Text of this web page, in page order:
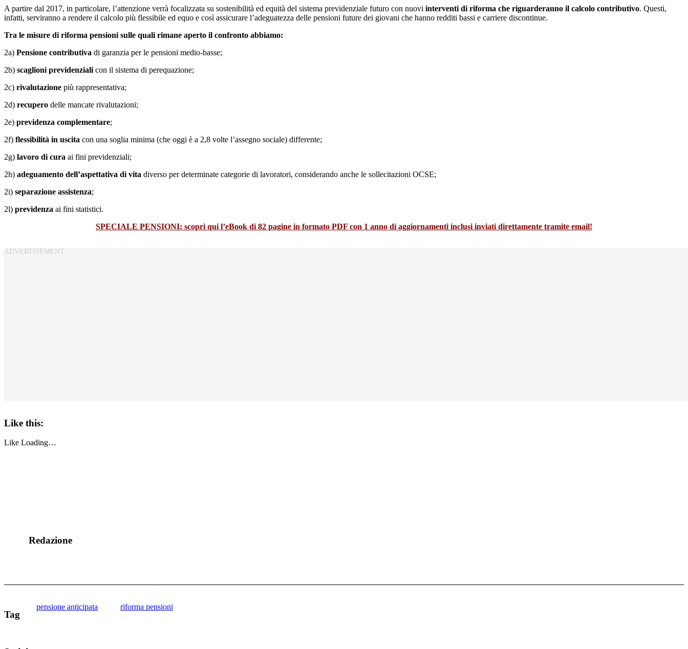
A partire dal 2017, in particolare, l’attenzione verrà focalizzata su sostenibilità ed equità del sistema previdenziale futuro con nuovi interventi di riforma che riguarderanno il calcolo contributivo. Questi,
infatti, serviranno a rendere il calcolo più flessibile ed equo e così assicurare l’adeguatezza delle pensioni future dei giovani che hanno redditi bassi e carriere discontinue.
Tra le misure di riforma pensioni sulle quali rimane aperto il confronto abbiamo:
2a) Pensione contributiva di garanzia per le pensioni medio-basse;
2b) scaglioni previdenziali con il sistema di perequazione;
2c) rivalutazione più rappresentativa;
2d) recupero delle mancate rivalutazioni;
2e) previdenza complementare;
2f) flessibilità in uscita con una soglia minima (che oggi è a 2,8 volte l’assegno sociale) differente;
2g) lavoro di cura ai fini previdenziali;
2h) adeguamento dell’aspettativa di vita diverso per determinate categorie di lavoratori, considerando anche le sollecitazioni OCSE;
2i) separazione assistenza;
2l) previdenza ai fini statistici.
SPECIALE PENSIONI: scopri qui l’eBook di 82 pagine in formato PDF con 1 anno di aggiornamenti inclusi inviati direttamente tramite email!
Like this:
Like Loading…
Redazione
Tag
pensione anticipata riforma pensioni